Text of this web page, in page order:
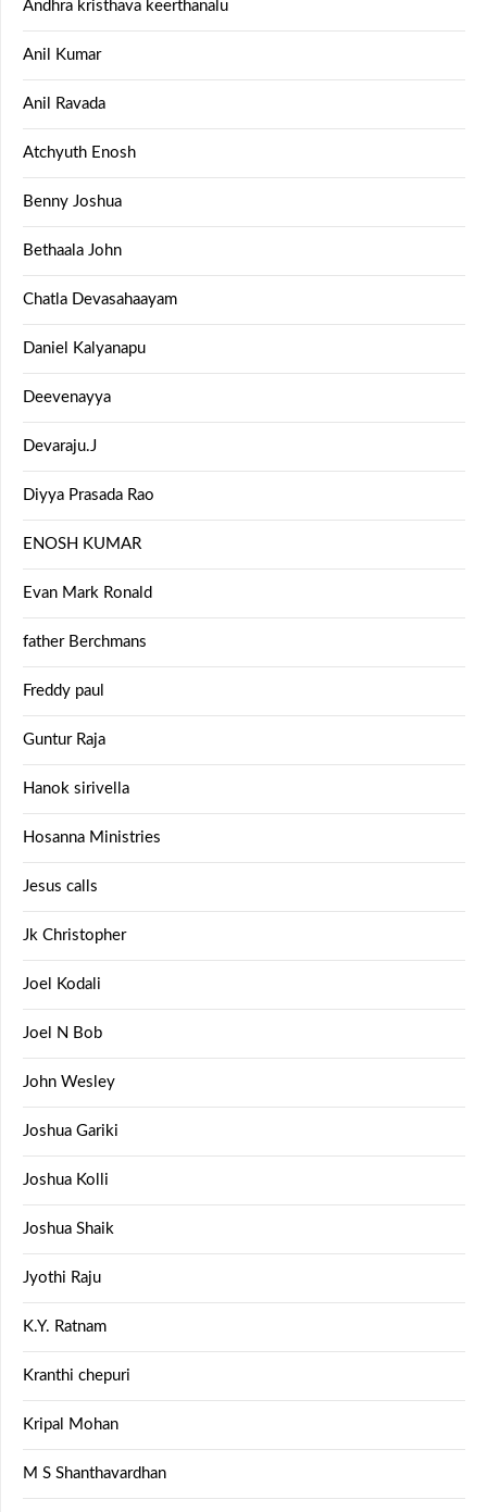
Andhra kristhava keerthanalu
Anil Kumar
Anil Ravada
Atchyuth Enosh
Benny Joshua
Bethaala John
Chatla Devasahaayam
Daniel Kalyanapu
Deevenayya
Devaraju.J
Diyya Prasada Rao
ENOSH KUMAR
Evan Mark Ronald
father Berchmans
Freddy paul
Guntur Raja
Hanok sirivella
Hosanna Ministries
Jesus calls
Jk Christopher
Joel Kodali
Joel N Bob
John Wesley
Joshua Gariki
Joshua Kolli
Joshua Shaik
Jyothi Raju
K.Y. Ratnam
Kranthi chepuri
Kripal Mohan
M S Shanthavardhan